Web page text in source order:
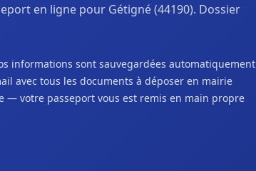
en ligne pour Gétigné (44190). Dossier
informations sont sauvegardées automatiquement
avec tous les documents à déposer en mairie
— votre passeport vous est remis en main propre